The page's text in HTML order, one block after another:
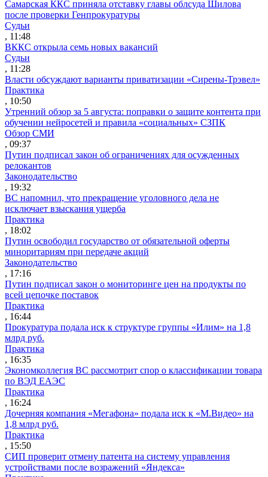
Самарская ККС приняла отставку главы облсуда Шилова
после проверки Генпрокуратуры
Судьи
, 11:48
ВККС открыла семь новых вакансий
Судьи
, 11:28
Власти обсуждают варианты приватизации «Сирены-Трэвел»
Практика
, 10:50
Утренний обзор за 5 августа: поправки о защите контента при
обучении нейросетей и правила «социальных» СЗПК
Обзор СМИ
, 09:37
Путин подписал закон об ограничениях для осужденных
релокантов
Законодательство
, 19:32
ВС напомнил, что прекращение уголовного дела не
исключает взыскания ущерба
Практика
, 18:02
Путин освободил государство от обязательной оферты
миноритариям при передаче акций
Законодательство
, 17:16
Путин подписал закон о мониторинге цен на продукты по
всей цепочке поставок
Практика
, 16:44
Прокуратура подала иск к структуре группы «Илим» на 1,8
млрд руб.
Практика
, 16:35
Экономколлегия ВС рассмотрит спор о классификации товара
по ВЭД ЕАЭС
Практика
, 16:24
Дочерняя компания «Мегафона» подала иск к «М.Видео» на
1,8 млрд руб.
Практика
, 15:50
СИП проверит отмену патента на систему управления
устройствами после возражений «Яндекса»